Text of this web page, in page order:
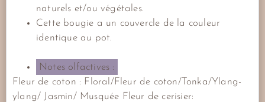
naturels et/ou végétales.
Cette bougie a un couvercle de la couleur
identique au pot.
Notes olfactives :
Fleur de coton : Floral/Fleur de coton/Tonka/Ylang-
ylang/ Jasmin/ Musquée Fleur de cerisier: